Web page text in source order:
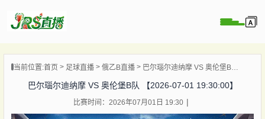
播当前位置:首页 足球直播 俄乙B直播 巴尔瑙尔迪纳摩 VS 奥伦堡B队 【2026-07-01 19:30:00】
巴尔瑙尔迪纳摩 VS 奥伦堡B队 【2026-07-01 19:30:00】
比赛时间：2026年07月01日 19:30